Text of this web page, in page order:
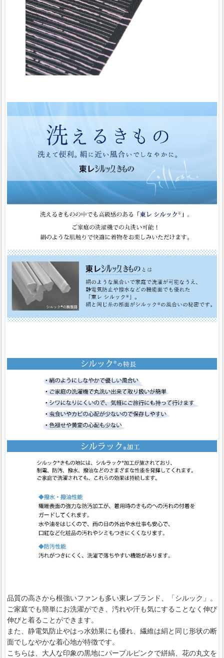
品質の高さから根強いファンも多い東レブランド、「シルック」。
ご家庭でも簡単にお洗濯ができ、汚れや汗も気にすることなく伸び
伸びと着ることができます。
また、静電気防止やはっ水効果にも優れ、繊維は絹と同じ形状の断
面でしなやかな着心地が特徴です。
こちらは、大人な印象の黒地にパープルピンクで絣縞、花の丸文を